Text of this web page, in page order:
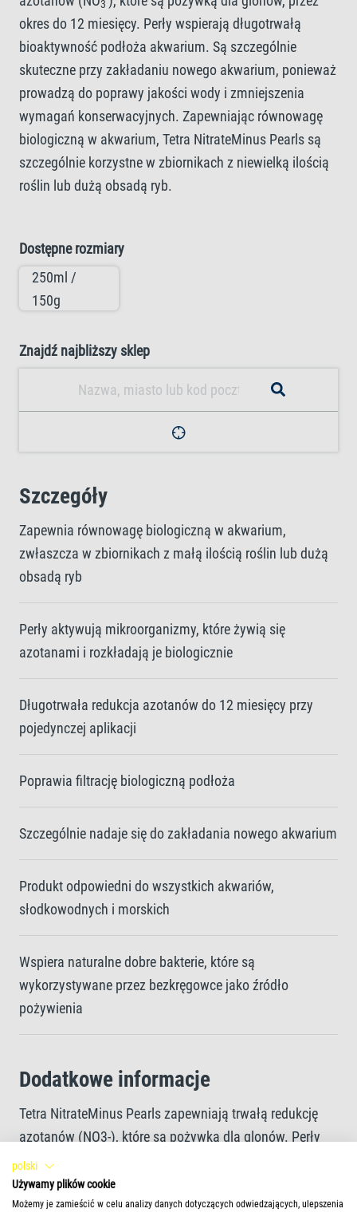
3
okres do 12 miesięcy. Perły wspierają długotrwałą
bioaktywność podłoża akwarium. Są szczególnie
skuteczne przy zakładaniu nowego akwarium, ponieważ
prowadzą do poprawy jakości wody i zmniejszenia
wymagań konserwacyjnych. Zapewniając równowagę
biologiczną w akwarium, Tetra NitrateMinus Pearls są
szczególnie korzystne w zbiornikach z niewielką ilością
roślin lub dużą obsadą ryb.
Dostępne rozmiary
250ml /
150g
Znajdź najbliższy sklep
Szczegóły
Zapewnia równowagę biologiczną w akwarium,
zwłaszcza w zbiornikach z małą ilością roślin lub dużą
obsadą ryb
Perły aktywują mikroorganizmy, które żywią się
azotanami i rozkładają je biologicznie
Długotrwała redukcja azotanów do 12 miesięcy przy
pojedynczej aplikacji
Poprawia filtrację biologiczną podłoża
Szczególnie nadaje się do zakładania nowego akwarium
Produkt odpowiedni do wszystkich akwariów,
słodkowodnych i morskich
Wspiera naturalne dobre bakterie, które są
wykorzystywane przez bezkręgowce jako źródło
pożywienia
Dodatkowe informacje
Tetra NitrateMinus Pearls zapewniają trwałą redukcję
azotanów (NO3-), które są pożywką dla glonów. Perły
wspierają długotrwałą bioaktywność podłoża
akwarium. Są szczególnie skuteczne przy zakładaniu
nowego akwarium, ponieważ prowadzą do poprawy
polski
Używamy plików cookie
Możemy je zamieścić w celu analizy danych dotyczących odwiedzających, ulepszenia